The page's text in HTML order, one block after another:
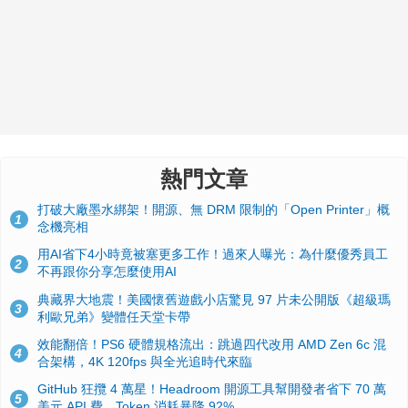
熱門文章
1
打破大廠墨水綁架！開源、無 DRM 限制的「Open Printer」概
念機亮相
2
用AI省下4小時竟被塞更多工作！過來人曝光：為什麼優秀員工
不再跟你分享怎麼使用AI
3
典藏界大地震！美國懷舊遊戲小店驚見 97 片未公開版《超級瑪
利歐兄弟》變體任天堂卡帶
4
效能翻倍！PS6 硬體規格流出：跳過四代改用 AMD Zen 6c 混
合架構，4K 120fps 與全光追時代來臨
5
GitHub 狂攬 4 萬星！Headroom 開源工具幫開發者省下 70 萬